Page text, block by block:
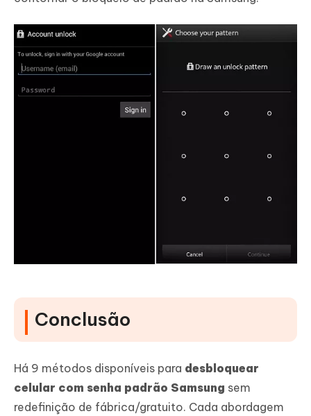
Conclusão
Há 9 métodos disponíveis para desbloquear
celular com senha padrão Samsung sem
redefinição de fábrica/gratuito. Cada abordagem